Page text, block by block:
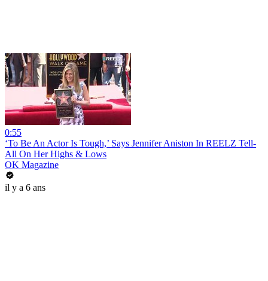
0:55
‘To Be An Actor Is Tough,’ Says Jennifer Aniston In REELZ Tell-
All On Her Highs & Lows
OK Magazine
il y a 6 ans